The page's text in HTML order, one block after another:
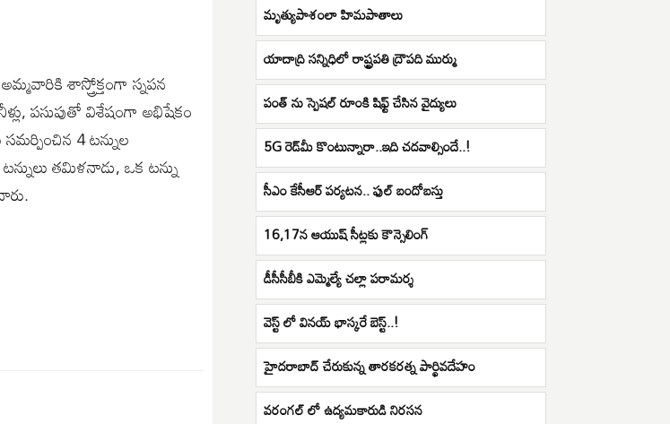
శాస్త్రోక్తంగా స్నపన
పసుపుతో విశేషంగా అభిషేకం
4 టన్నుల
తమిళనాడు, ఒక టన్ను
మృత్యుపాశంలా హిమపాతాలు
యాదాద్రి సన్నిధిలో రాష్ట్రపతి ద్రౌపది ముర్ము
పంత్ ను స్పెషల్ రూంకి షిఫ్ట్ చేసిన వైద్యులు
5G రెడ్‌మీ కొంటున్నారా..ఇది చదవాల్సిందే..!
సీఎం కేసీఆర్ పర్యటన.. ఫుల్ బందోబస్తు
16,17న ఆయుష్‌ సీట్లకు కౌన్సెలింగ్‌
డీసీసీబీకి ఎమ్మెల్యే చల్లా పరామర్శ
వెస్ట్ లో వినయ్ భాస్కరే బెస్ట్..!
హైదరాబాద్ చేరుకున్న తారకరత్న పార్థివదేహం
వరంగల్ లో ఉద్యమకారుడి నిరసన